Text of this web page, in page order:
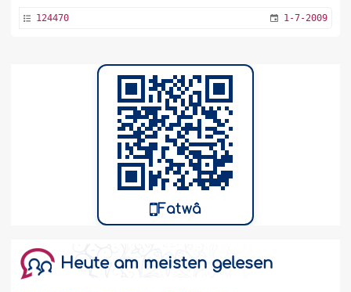
124470 1-7-2009
Fatwâ
Heute am meisten gelesen